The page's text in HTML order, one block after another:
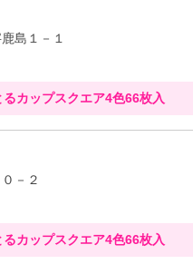
島１－１
カップスクエア4色66枚入
－２
カップスクエア4色66枚入